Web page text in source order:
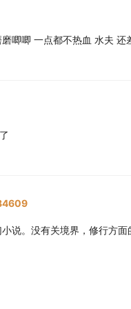
唧唧 一点都不热血 水夫 还
说。没有关境界，修行方面